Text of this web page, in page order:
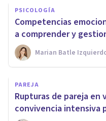
PSICOLOGÍA
Competencias
a comprender y
Marian Batle
PAREJA
Rupturas de pareja en
convivencia intensiva